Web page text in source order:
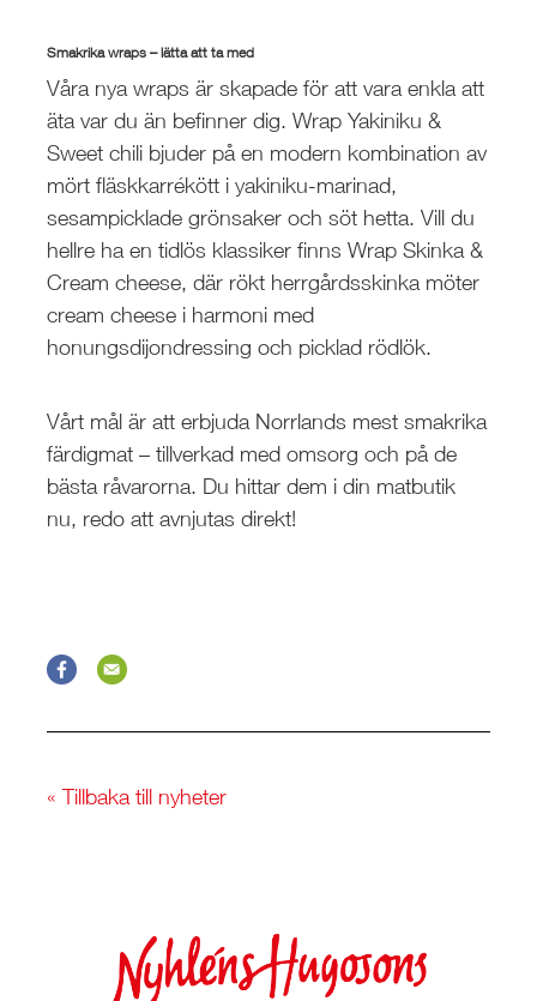
Smakrika wraps – lätta att ta med
Våra nya wraps är skapade för att vara enkla att
äta var du än befinner dig. Wrap Yakiniku &
Sweet chili bjuder på en modern kombination av
mört fläskkarrékött i yakiniku-marinad,
sesampicklade grönsaker och söt hetta. Vill du
hellre ha en tidlös klassiker finns Wrap Skinka &
Cream cheese, där rökt herrgårdsskinka möter
cream cheese i harmoni med
honungsdijondressing och picklad rödlök.
Vårt mål är att erbjuda Norrlands mest smakrika
färdigmat – tillverkad med omsorg och på de
bästa råvarorna. Du hittar dem i din matbutik
nu, redo att avnjutas direkt!
« Tillbaka till nyheter